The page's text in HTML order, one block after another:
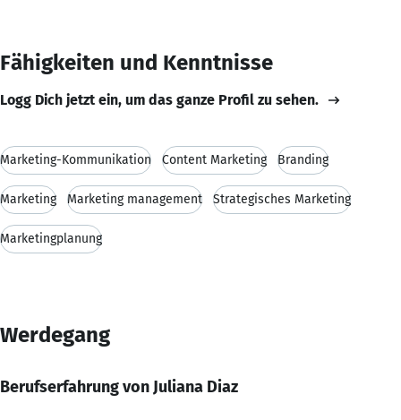
Fähigkeiten und Kenntnisse
Logg Dich jetzt ein, um das ganze Profil zu sehen.
Marketing-Kommunikation Content Marketing Branding
Marketing Marketing management Strategisches Marketing
Marketingplanung
Werdegang
Berufserfahrung von Juliana Diaz